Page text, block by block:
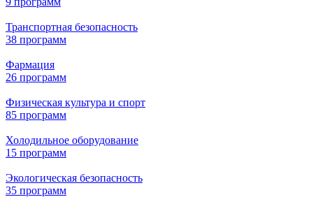
Транспортная безопасность
38 программ
Фармация
26 программ
Физическая культура и спорт
85 программ
Холодильное оборудование
15 программ
Экологическая безопасность
35 программ